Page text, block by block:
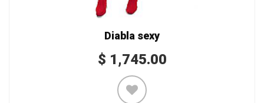
Diabla sexy
$ 1,745.00